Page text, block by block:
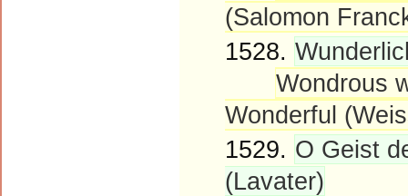
(Salomon
1528.
Wondrous
Wonderful
1529. O Geist
(Lavater)